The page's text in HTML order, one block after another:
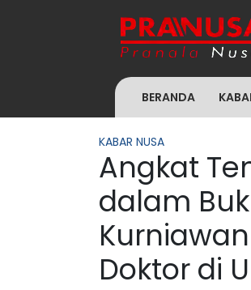
BERANDA
KABAR NUSA
Angkat
dalam
Doktor di